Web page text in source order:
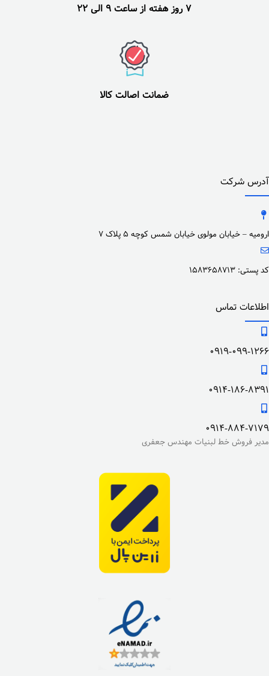
7 روز هفته از ساعت 9 الی 22
ضمانت اصالت کالا
آدرس شرکت
ارومیه – خیابان مولوی خیابان شمس کوچه 5 پلاک 7
کد پستی: 1583658713
اطلاعات تماس
0919-099-1266
0914-186-8391
0914-884-7179
مدیر فروش خط لبنیات مهندس جعفری